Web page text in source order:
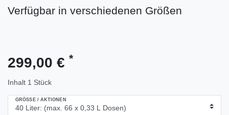
Verfügbar in verschiedenen Größen
299,00 € *
Inhalt 1 Stück
GRÖSSE / AKTIONEN